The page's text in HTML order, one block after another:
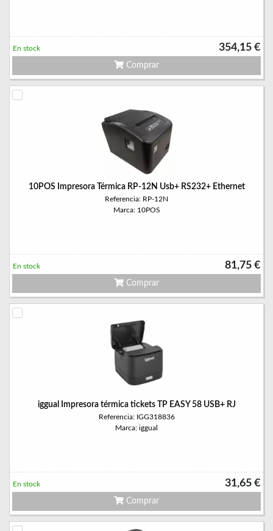
354,15 €
En stock
Comprar
10POS Impresora Térmica RP-12N Usb+ RS232+ Ethernet
Referencia: RP-12N
Marca: 10POS
81,75 €
En stock
Comprar
iggual Impresora térmica tickets TP EASY 58 USB+ RJ
Referencia: IGG318836
Marca: iggual
31,65 €
En stock
Comprar